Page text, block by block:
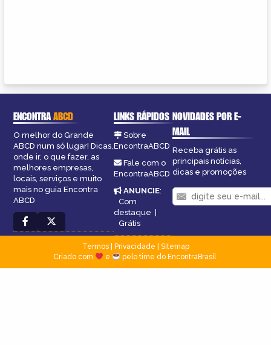
ENCONTRAABCD
O melhor do Grande
ABCD num só lugar! Dicas,
onde ir, o que fazer, as
melhores empresas,
locais, serviços e muito
mais no guia Encontra
ABCD
LINKS RÁPIDOS
Sobre
EncontraABCD
Fale com o
EncontraABCD
ANUNCIE:
Com
destaque
Grátis
NOVIDADES POR E-
MAIL
Receba grátis as
principais notícias,
dicas e promoções
Termos| Privacidade
Sitemap
Criado com
e pelo time do EncontraBrasil